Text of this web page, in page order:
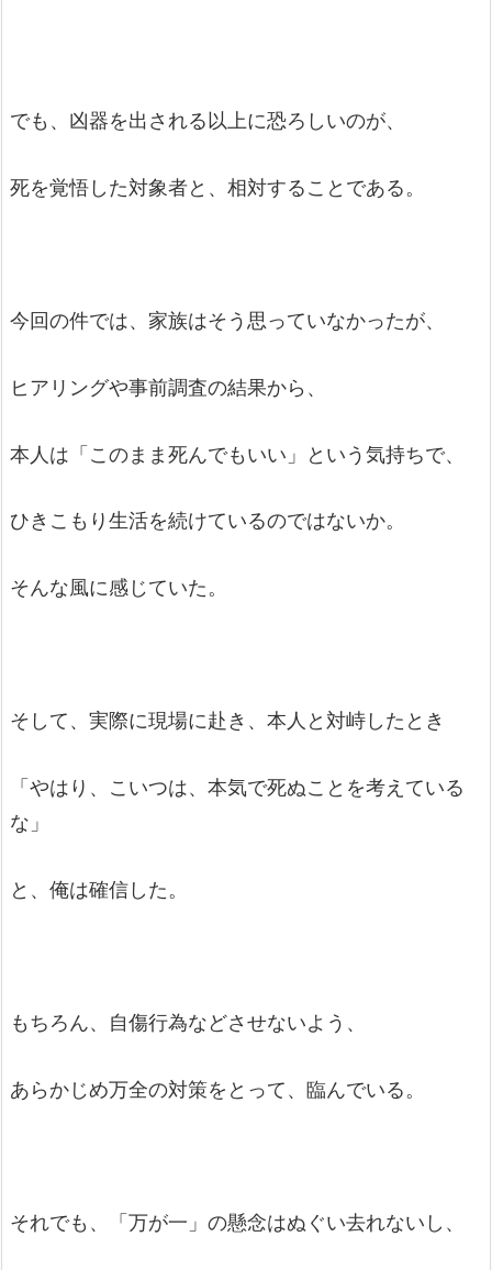
でも、凶器を出される以上に恐ろしいのが、
死を覚悟した対象者と、相対することである。
今回の件では、家族はそう思っていなかったが、
ヒアリングや事前調査の結果から、
本人は「このまま死んでもいい」という気持ちで、
ひきこもり生活を続けているのではないか。
そんな風に感じていた。
そして、実際に現場に赴き、本人と対峙したとき
「やはり、こいつは、本気で死ぬことを考えている
な」
と、俺は確信した。
もちろん、自傷行為などさせないよう、
あらかじめ万全の対策をとって、臨んでいる。
それでも、「万が一」の懸念はぬぐい去れないし、